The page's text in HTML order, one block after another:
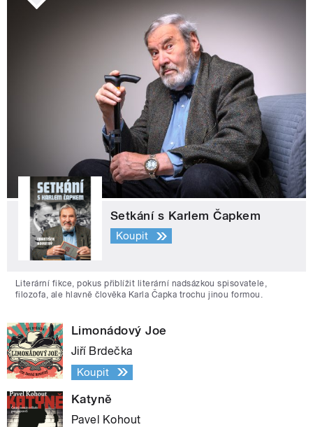
Setkání s Karlem Čapkem
Koupit
Literární fikce, pokus přiblížit literární nadsázkou spisovatele,
filozofa, ale hlavně člověka Karla Čapka trochu jinou formou.
Limonádový Joe
Jiří Brdečka
Koupit
Katyně
Pavel Kohout